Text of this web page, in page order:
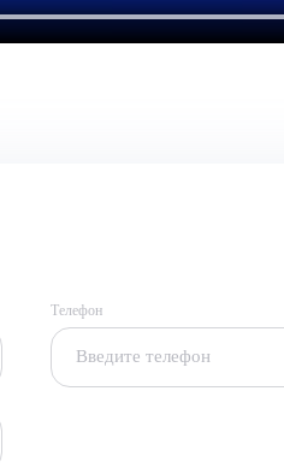
Телефон